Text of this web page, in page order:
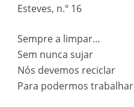
Esteves, n.º 16
Sempre a limpar…
Sem nunca sujar
Nós devemos reciclar
Para podermos trabalhar